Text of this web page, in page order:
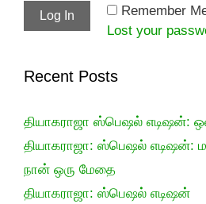
Remember
Lost your
Recent Posts
தியாகராஜா ஸ்பெஷல் எடிஷன்:
தியாகராஜா: ஸ்பெஷல் எடிஷன்:
நான் ஒரு மேதை
தியாகராஜா: ஸ்பெஷல் எடிஷன்